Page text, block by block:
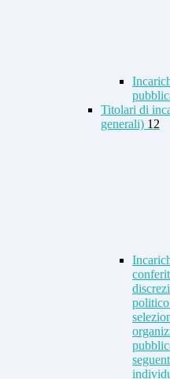
Titolari di
generali) 12
politico